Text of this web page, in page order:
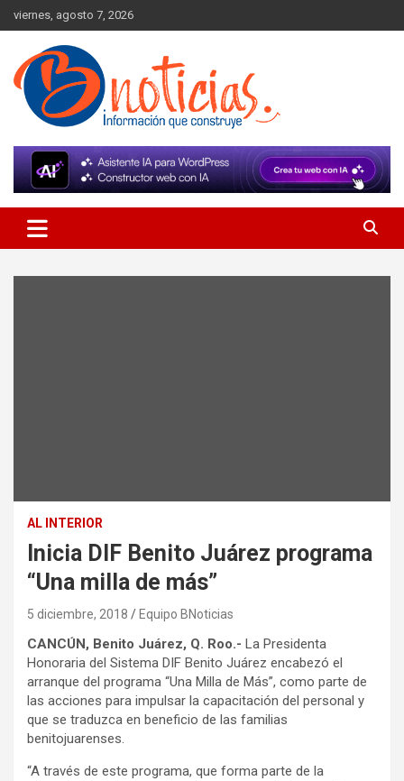
Skip
to
content
viernes, agosto 7, 2026
BNoticias
AL INTERIOR
Inicia DIF Benito Juárez programa
“Una milla de más”
5 diciembre, 2018 Equipo BNoticias
CANCÚN, Benito Juárez, Q. Roo.- La Presidenta
Honoraria del Sistema DIF Benito Juárez encabezó el
arranque del programa “Una Milla de Más”, como parte de
las acciones para impulsar la capacitación del personal y
que se traduzca en beneficio de las familias
benitojuarenses.
“A través de este programa, que forma parte de la